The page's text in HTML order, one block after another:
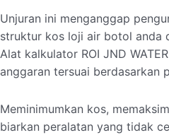
Unjuran ini menganggap
struktur kos loji air botol anda
Alat kalkulator ROI JND
anggaran tersuai berdasarkan
Meminimumkan kos,
biarkan peralatan yang tidak